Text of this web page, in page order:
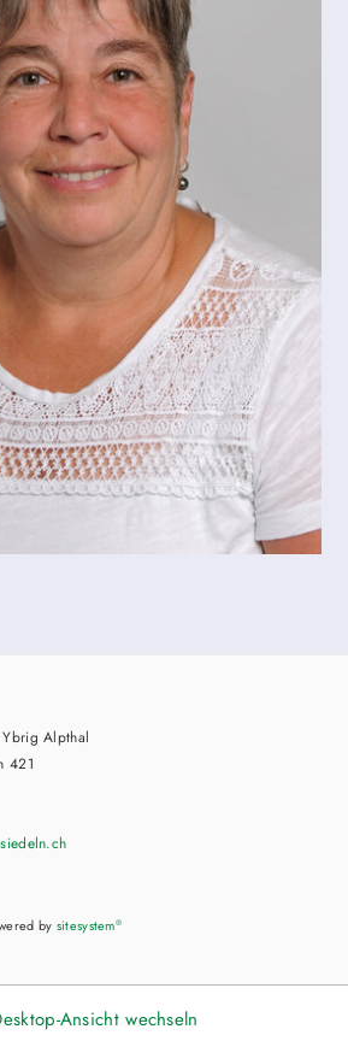
Alpthal
421
by sitesystem®
Ansicht wechseln